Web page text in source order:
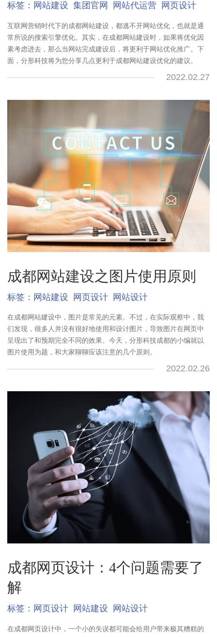
标签： 网站建设 集团官网 网站代运营 网页设计
互联网营销时代下的成都网站建设，都逃不开网站优化，也就是通
常所说的搜索引擎优化。其实，在成都网站建设时，如果将优化因
素考虑进去，那么当网站完成建设后，将更利于网站优化推广。下
面，分形科技将为您分享几点更利于成都网站建设优化的建议。
2022.02.27
成都网站建设之图片使用原则
标签： 网站建设 网页设计 网站设计
在成都网站建设中，图片是常见的元素。不过，在实际观察中，我
们发现，很多人并没有很好地使用和设计图片，导致图片在网页中
呈现出了和预期完全不同的效果。今天，分形科技成都的小编就以
图片使用为题，和大家聊聊应该注意的几个原则。
2022.02.26
成都网页设计：4个问题需要了
解
标签： 网页设计 网站建设 网站设计
在成都网页设计中，一个小的失误都可能会给用户带来极其糟糕的